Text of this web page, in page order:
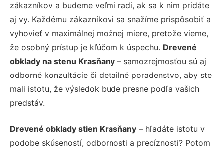
zákazníkov a budeme veľmi radi, ak sa k nim pridáte
aj vy. Každému zákazníkovi sa snažíme prispôsobiť a
vyhovieť v maximálnej možnej miere, pretože vieme,
že osobný prístup je kľúčom k úspechu. Drevené
obklady na stenu Krasňany – samozrejmosťou sú aj
odborné konzultácie či detailné poradenstvo, aby ste
mali istotu, že výsledok bude presne podľa vašich
predstáv.
Drevené obklady stien Krasňany – hľadáte istotu v
podobe skúseností, odbornosti a precíznosti? Potom